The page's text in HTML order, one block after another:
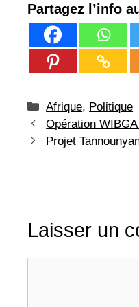
Partagez l’info
Catégories
Afrique, Politique
Opération
Projet
Laisser un